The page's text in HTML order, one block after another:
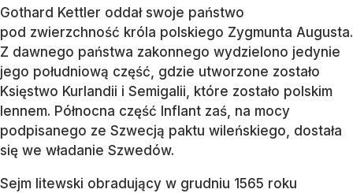
Gothard Kettler oddał swoje państwo
pod zwierzchność króla polskiego Zygmunta Augusta.
Z dawnego państwa zakonnego wydzielono jedynie
jego południową część, gdzie utworzone zostało
Księstwo Kurlandii i Semigalii, które zostało polskim
lennem. Północna część Inflant zaś, na mocy
podpisanego ze Szwecją paktu wileńskiego, dostała
się we władanie Szwedów.
Sejm litewski obradujący w grudniu 1565 roku